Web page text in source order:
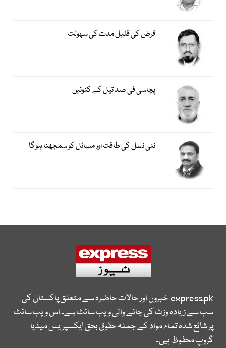
قرض کی قلیل مدت کی سہولت
پچاسی فی صد تیل کے کنوئیں
نئی نسل کی طاقت اور مسائل کو سمجھنا ہوگا
express.pkخبروں اور حالات حاضرہ سے متعلق پاکستان کی
سب سے زیادہ وزٹ کی جانے والی ویب سائٹ ہے۔ اس ویب سائٹ
پر شائع شدہ تمام مواد کے جملہ حقوق بحق ایکسپریس میڈیا
گروپ محفوظ ہیں۔